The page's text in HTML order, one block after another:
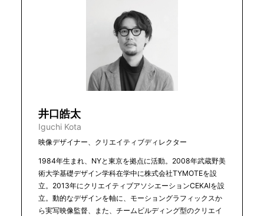
井口皓太
Iguchi Kota
映像デザイナー、クリエイティブディレクター
1984年生まれ、NYと東京を拠点に活動。2008年武蔵野美
術大学基礎デザイン学科在学中に株式会社TYMOTEを設
立。2013年にクリエイティブアソシエーションCEKAIを設
立。動的なデザインを軸に、モーショングラフィックスか
ら実写映像監督、また、チームビルディング型のクリエイ